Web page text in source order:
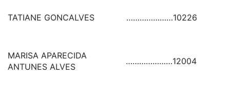
TATIANE GONCALVES …………………10226
MARISA APARECIDA
ANTUNES ALVES
…………………12004